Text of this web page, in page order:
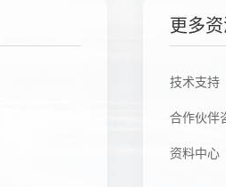
更多
技术支持
合作伙伴
资料中心